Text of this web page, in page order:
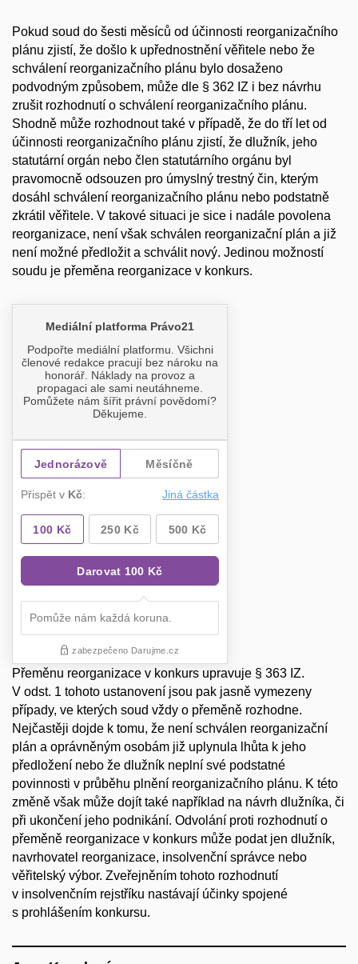
Pokud soud do šesti měsíců od účinnosti reorganizačního
plánu zjistí, že došlo k upřednostnění věřitele nebo že
schválení reorganizačního plánu bylo dosaženo
podvodným způsobem, může dle § 362 IZ i bez návrhu
zrušit rozhodnutí o schválení reorganizačního plánu.
Shodně může rozhodnout také v případě, že do tří let od
účinnosti reorganizačního plánu zjistí, že dlužník, jeho
statutární orgán nebo člen statutárního orgánu byl
pravomocně odsouzen pro úmyslný trestný čin, kterým
dosáhl schválení reorganizačního plánu nebo podstatně
zkrátil věřitele. V takové situaci je sice i nadále povolena
reorganizace, není však schválen reorganizační plán a již
není možné předložit a schválit nový. Jedinou možností
soudu je přeměna reorganizace v konkurs.
Přeměnu reorganizace v konkurs upravuje § 363 IZ.
V odst. 1 tohoto ustanovení jsou pak jasně vymezeny
případy, ve kterých soud vždy o přeměně rozhodne.
Nejčastěji dojde k tomu, že není schválen reorganizační
plán a oprávněným osobám již uplynula lhůta k jeho
předložení nebo že dlužník neplní své podstatné
povinnosti v průběhu plnění reorganizačního plánu. K této
změně však může dojít také například na návrh dlužníka, či
při ukončení jeho podnikání. Odvolání proti rozhodnutí o
přeměně reorganizace v konkurs může podat jen dlužník,
navrhovatel reorganizace, insolvenční správce nebo
věřitelský výbor. Zveřejněním tohoto rozhodnutí
v insolvenčním rejstříku nastávají účinky spojené
s prohlášením konkursu.